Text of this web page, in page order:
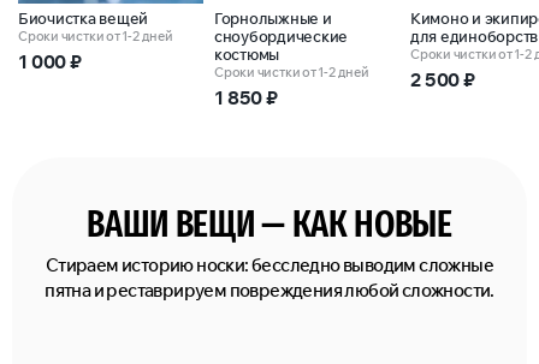
Биочистка вещей
Сроки чистки от 1-2 дней
1 000₽
Горнолыжные и
сноубордические
костюмы
Сроки чистки от 1-2 дней
1 850₽
Кимоно и
для единоборств
Сроки чистки от 1-2
2 500₽
ВАШИ ВЕЩИ — КАК НОВЫЕ
Стираем историю носки: бесследно выводим сложные
пятна и реставрируем повреждения любой сложности.